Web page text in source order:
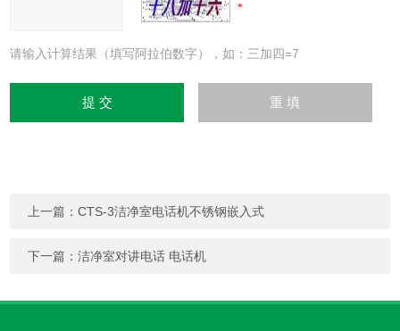
请输入计算结果（填写阿拉伯数字），如：三加四=7
上一篇：CTS-3洁净室电话机不锈钢嵌入式
下一篇：洁净室对讲电话 电话机